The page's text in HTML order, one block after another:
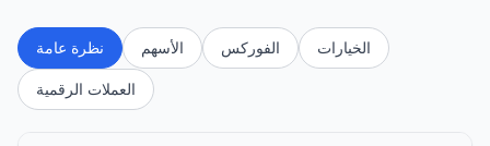
نظرة عامة الأسهم الفوركس الخيارات
العملات الرقمية